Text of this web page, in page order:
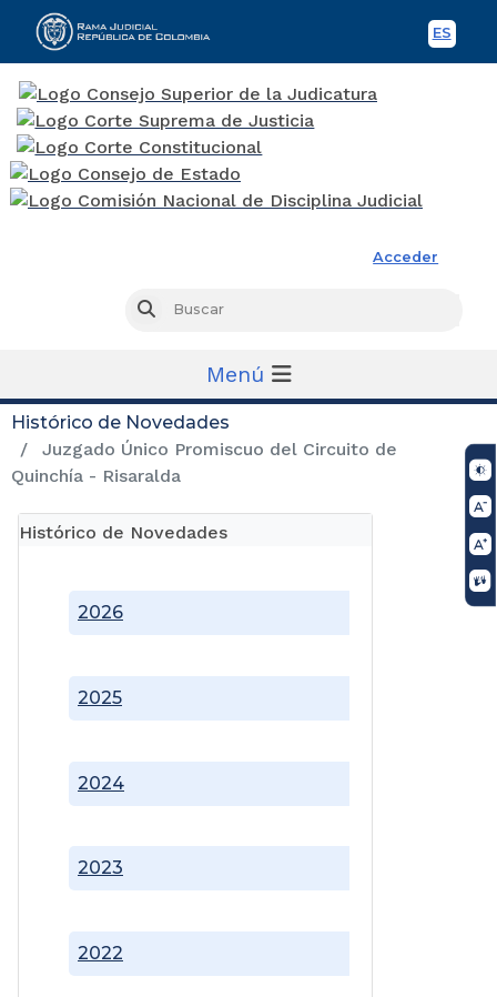
ES
Acceder
Buscar
Menú
Histórico de Novedades
Juzgado Único Promiscuo del Circuito de
Quinchía - Risaralda
Histórico de Novedades
2022
2023
2024
2025
2026